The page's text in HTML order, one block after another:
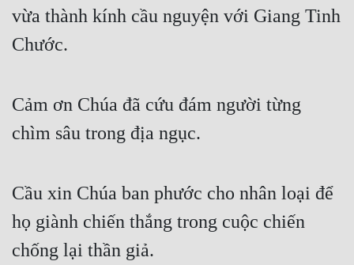
vừa thành kính cầu nguyện với Giang Tinh
Chước.
Cảm ơn Chúa đã cứu đám người từng
chìm sâu trong địa ngục.
Cầu xin Chúa ban phước cho nhân loại để
họ giành chiến thắng trong cuộc chiến
chống lại thần giả.